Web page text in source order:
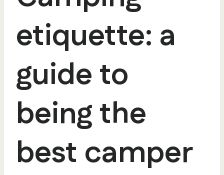
etiquette: a
guide to
being the
best camper